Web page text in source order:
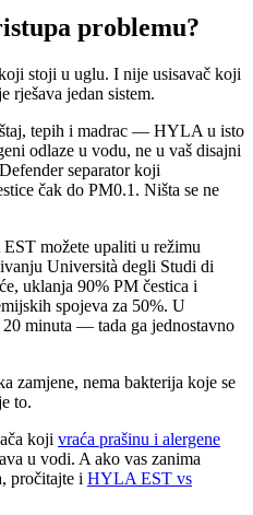
problemu?
stoji u uglu. I nije usisavač koji
rješava jedan sistem.
tepih i madrac — HYLA u isto
odlaze u vodu, ne u vaš disajni
separator koji
čak do PM0.1. Ništa se ne
možete upaliti u režimu
Università degli Studi di
uklanja 90% PM čestica i
spojeva za 50%. U
minuta — tada ga jednostavno
zamjene, nema bakterija koje se
to.
koji vraća prašinu i alergene
u vodi. A ako vas zanima
pročitajte i HYLA EST vs